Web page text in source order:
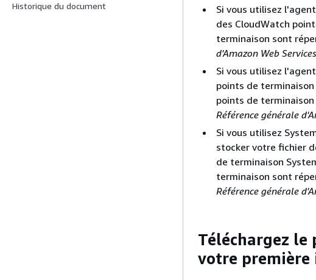
Historique du document
Si vous utilisez
des CloudWatch
terminaison sont
d'Amazon Web Services
Si vous utilisez
points de terminaison
points de
Référence générale
Si vous utilisez
stocker votre fichier
de terminaison
terminaison sont
Référence générale
Téléchargez le
votre première